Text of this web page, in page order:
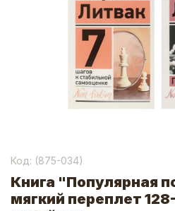
Код: (875-034)
Книга "Популярная
мягкий переплет